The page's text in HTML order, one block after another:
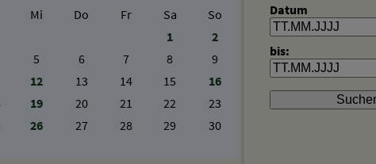
Mi Do Fr Sa
So
1
2
5 6 7 8
9
12 13 14 15
16
19 20 21 22
23
26 27 28 29
30
Datum
bis: